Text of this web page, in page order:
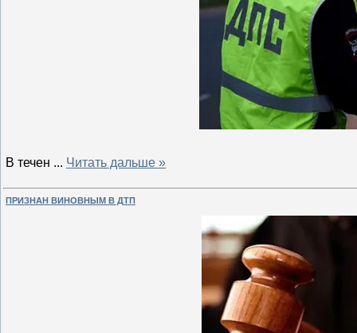
В течен ... Читать дальше »
ПРИЗНАН ВИНОВНЫМ В ДТП